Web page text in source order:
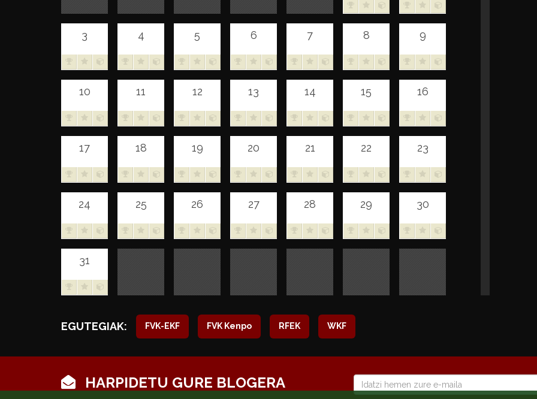
3 4 5 6 7 8 9
10 11 12 13 14 15 16
17 18 19 20 21 22 23
24 25 26 27 28 29 30
31
EGUTEGIAK: FVK-EKF FVK Kenpo RFEK WKF
HARPIDETU GURE BLOGERA
E-